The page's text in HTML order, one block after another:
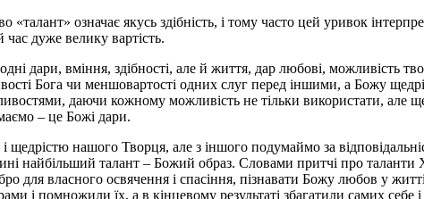
означає якусь здібність, і тому часто цей уривок
дуже велику вартість.
дари, вміння, здібності, але й життя, дар любові, можливість
Бога чи меншовартості одних слуг перед іншими, а Божу
даючи кожному можливість не тільки використати,
– це Божі дари.
нашого Творця, але з іншого подумаймо за
найбільший талант – Божий образ. Словами притчі про
для власного освячення і спасіння, пізнавати Божу любов у
і помножили їх, а в кінцевому результаті збагатили самих